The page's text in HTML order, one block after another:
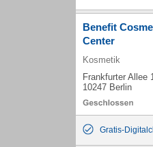
Benefit
Center
Kosmetik
Frankfurter Allee
10247 Berlin
Gratis-